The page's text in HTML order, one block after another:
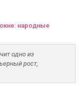
народные
одно из
рост,